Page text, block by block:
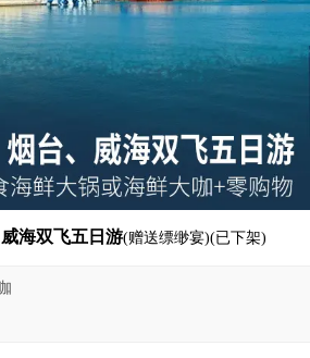
海双飞五日游(赠送缥缈宴)(已下架)